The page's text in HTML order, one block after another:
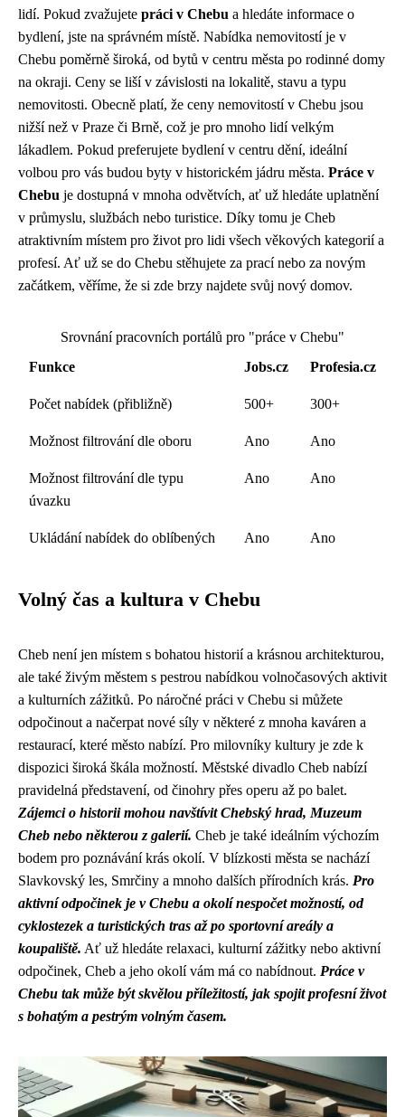
lidí. Pokud zvažujete práci v Chebu a hledáte informace o
bydlení, jste na správném místě. Nabídka nemovitostí je v
Chebu poměrně široká, od bytů v centru města po rodinné domy
na okraji. Ceny se liší v závislosti na lokalitě, stavu a typu
nemovitosti. Obecně platí, že ceny nemovitostí v Chebu jsou
nižší než v Praze či Brně, což je pro mnoho lidí velkým
lákadlem. Pokud preferujete bydlení v centru dění, ideální
volbou pro vás budou byty v historickém jádru města. Práce v
Chebu je dostupná v mnoha odvětvích, ať už hledáte uplatnění
v průmyslu, službách nebo turistice. Díky tomu je Cheb
atraktivním místem pro život pro lidi všech věkových kategorií a
profesí. Ať už se do Chebu stěhujete za prací nebo za novým
začátkem, věříme, že si zde brzy najdete svůj nový domov.
Srovnání pracovních portálů pro "práce v Chebu"
Funkce
Jobs.cz Profesia.cz
Počet nabídek (přibližně) 500+ 300+
Možnost filtrování dle oboru Ano Ano
Možnost filtrování dle typu
úvazku
Ano Ano
Ukládání nabídek do oblíbených Ano Ano
Volný čas a kultura v Chebu
Cheb není jen místem s bohatou historií a krásnou architekturou,
ale také živým městem s pestrou nabídkou volnočasových aktivit
a kulturních zážitků. Po náročné práci v Chebu si můžete
odpočinout a načerpat nové síly v některé z mnoha kaváren a
restaurací, které město nabízí. Pro milovníky kultury je zde k
dispozici široká škála možností. Městské divadlo Cheb nabízí
pravidelná představení, od činohry přes operu až po balet.
Zájemci o historii mohou navštívit Chebský hrad, Muzeum
Cheb nebo některou z galerií. Cheb je také ideálním výchozím
bodem pro poznávání krás okolí. V blízkosti města se nachází
Slavkovský les, Smrčiny a mnoho dalších přírodních krás. Pro
aktivní odpočinek je v Chebu a okolí nespočet možností, od
cyklostezek a turistických tras až po sportovní areály a
koupaliště. Ať už hledáte relaxaci, kulturní zážitky nebo aktivní
odpočinek, Cheb a jeho okolí vám má co nabídnout. Práce v
Chebu tak může být skvělou příležitostí, jak spojit profesní život
s bohatým a pestrým volným časem.